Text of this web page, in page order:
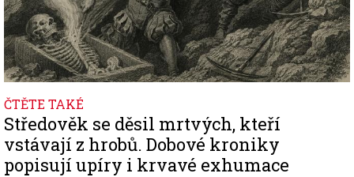
ČTĚTE TAKÉ
Středověk se děsil mrtvých, kteří
vstávají z hrobů. Dobové kroniky
popisují upíry i krvavé exhumace